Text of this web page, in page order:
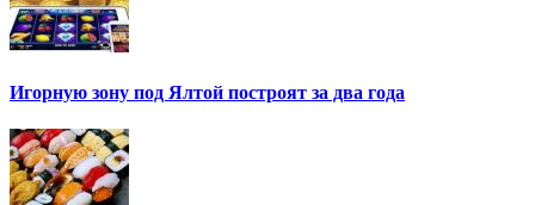
Игорную зону под Ялтой построят за два года